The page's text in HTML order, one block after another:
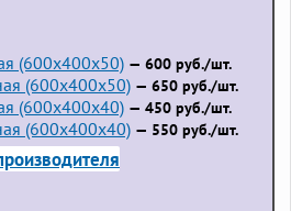
(600х400х50) — 600 руб./шт.
(600х400х50) — 650 руб./шт.
(600х400х40) — 450 руб./шт.
(600х400х40) — 550 руб./шт.